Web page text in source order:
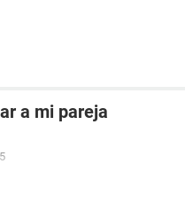
a mi pareja